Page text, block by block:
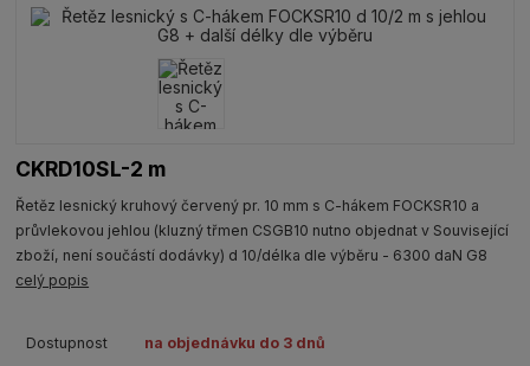
CKRD10SL-2 m
Řetěz lesnický kruhový červený pr. 10 mm s C-hákem FOCKSR10 a
průvlekovou jehlou (kluzný třmen CSGB10 nutno objednat v Související
zboží, není součástí dodávky) d 10/délka dle výběru - 6300 daN G8
celý popis
Dostupnost
na objednávku do 3 dnů